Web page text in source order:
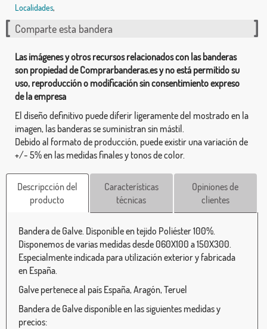
Localidades,
Comparte esta bandera
Las imágenes y otros recursos relacionados con las banderas
son propiedad de Comprarbanderas.es y no está permitido su
uso, reproducción o modificación sin consentimiento expreso
de la empresa
El diseño definitivo puede diferir ligeramente del mostrado en la
imagen, las banderas se suministran sin mástil.
Debido al formato de producción, puede existir una variación de
+/- 5% en las medidas finales y tonos de color.
Descripcción del
producto
Características
técnicas
Opiniones de
clientes
Bandera de Galve. Disponible en tejido Poliéster 100%.
Disponemos de varias medidas desde 060X100 a 150X300.
Especialmente indicada para utilización exterior y fabricada
en España.
Galve pertenece al país España, Aragón, Teruel
Bandera de Galve disponible en las siguientes medidas y
precios: